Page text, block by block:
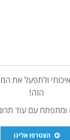
איכותי ולתפעל את
הזה!
ומתפתח עם עוד
הצטרפו אלינו